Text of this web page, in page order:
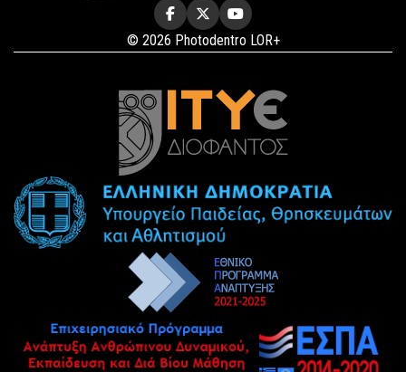
© 2026 Photodentro LOR+